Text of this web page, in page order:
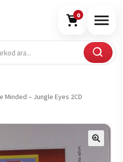
0
Minded – Jungle Eyes 2CD